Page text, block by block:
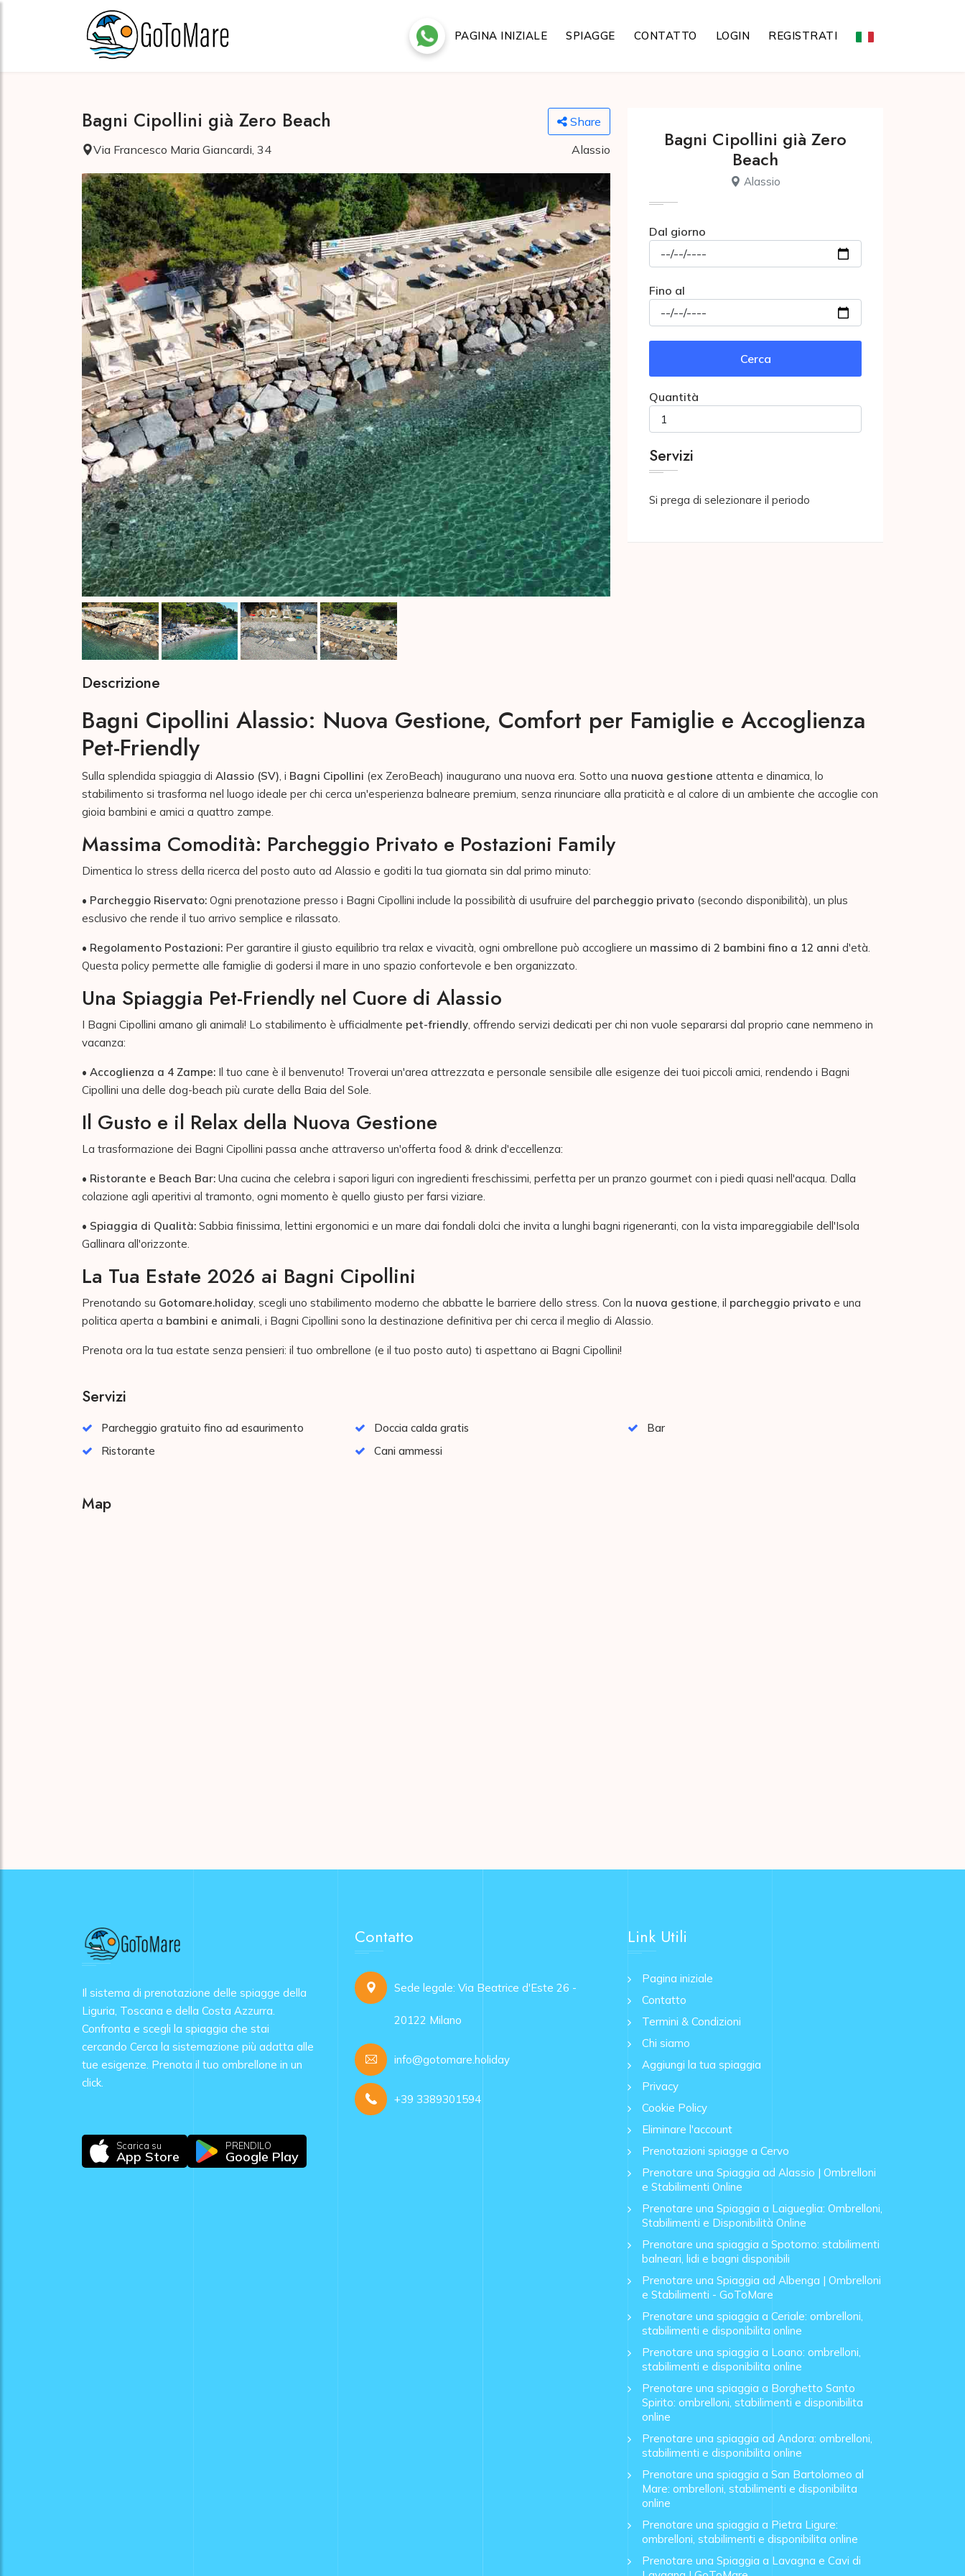
PAGINA INIZIALE SPIAGGE CONTATTO LOGIN REGISTRATI
Bagni Cipollini già Zero Beach
Share
Via Francesco Maria Giancardi, 34
Alassio
Bagni Cipollini già Zero
Beach
Alassio
Dal giorno
Fino al
Cerca
Quantità
Servizi
Si prega di selezionare il periodo
Descrizione
Bagni Cipollini Alassio: Nuova Gestione, Comfort per Famiglie e Accoglienza
Pet-Friendly
Sulla splendida spiaggia di Alassio (SV) , i Bagni Cipollini (ex ZeroBeach) inaugurano una nuova era. Sotto una nuova gestione attenta e dinamica, lo
stabilimento si trasforma nel luogo ideale per chi cerca un'esperienza balneare premium, senza rinunciare alla praticità e al calore di un ambiente che accoglie con
gioia bambini e amici a quattro zampe.
Massima Comodità: Parcheggio Privato e Postazioni Family
Dimentica lo stress della ricerca del posto auto ad Alassio e goditi la tua giornata sin dal primo minuto:
• Parcheggio Riservato: Ogni prenotazione presso i Bagni Cipollini include la possibilità di usufruire del parcheggio privato (secondo disponibilità), un plus
esclusivo che rende il tuo arrivo semplice e rilassato.
• Regolamento Postazioni: Per garantire il giusto equilibrio tra relax e vivacità, ogni ombrellone può accogliere un massimo di 2 bambini fino a 12 anni d'età.
Questa policy permette alle famiglie di godersi il mare in uno spazio confortevole e ben organizzato.
Una Spiaggia Pet-Friendly nel Cuore di Alassio
I Bagni Cipollini amano gli animali! Lo stabilimento è ufficialmente pet-friendly , offrendo servizi dedicati per chi non vuole separarsi dal proprio cane nemmeno in
vacanza:
• Accoglienza a 4 Zampe: Il tuo cane è il benvenuto! Troverai un'area attrezzata e personale sensibile alle esigenze dei tuoi piccoli amici, rendendo i Bagni
Cipollini una delle dog-beach più curate della Baia del Sole.
Il Gusto e il Relax della Nuova Gestione
La trasformazione dei Bagni Cipollini passa anche attraverso un'offerta food & drink d'eccellenza:
• Ristorante e Beach Bar: Una cucina che celebra i sapori liguri con ingredienti freschissimi, perfetta per un pranzo gourmet con i piedi quasi nell'acqua. Dalla
colazione agli aperitivi al tramonto, ogni momento è quello giusto per farsi viziare.
• Spiaggia di Qualità: Sabbia finissima, lettini ergonomici e un mare dai fondali dolci che invita a lunghi bagni rigeneranti, con la vista impareggiabile dell'Isola
Gallinara all'orizzonte.
La Tua Estate 2026 ai Bagni Cipollini
Prenotando su Gotomare.holiday , scegli uno stabilimento moderno che abbatte le barriere dello stress. Con la nuova gestione , il parcheggio privato e una
politica aperta a bambini e animali , i Bagni Cipollini sono la destinazione definitiva per chi cerca il meglio di Alassio.
Prenota ora la tua estate senza pensieri: il tuo ombrellone (e il tuo posto auto) ti aspettano ai Bagni Cipollini!
Servizi
Parcheggio gratuito fino ad esaurimento Doccia calda gratis
Bar
Ristorante
Cani ammessi
Map
Il sistema di prenotazione delle spiagge della
Liguria, Toscana e della Costa Azzurra.
Confronta e scegli la spiaggia che stai
cercando Cerca la sistemazione più adatta alle
tue esigenze. Prenota il tuo ombrellone in un
click.
Scarica su
App Store
PRENDILO
Google Play
Contatto
Sede legale: Via Beatrice d'Este 26 -
20122 Milano
info@gotomare.holiday
+39 3389301594
Link Utili
Pagina iniziale
Contatto
Termini & Condizioni
Chi siamo
Aggiungi la tua spiaggia
Privacy
Cookie Policy
Eliminare l'account
Prenotazioni spiagge a Cervo
Prenotare una Spiaggia ad Alassio | Ombrelloni
e Stabilimenti Online
Prenotare una Spiaggia a Laigueglia: Ombrelloni,
Stabilimenti e Disponibilità Online
Prenotare una spiaggia a Spotorno: stabilimenti
balneari, lidi e bagni disponibili
Prenotare una Spiaggia ad Albenga | Ombrelloni
e Stabilimenti - GoToMare
Prenotare una spiaggia a Ceriale: ombrelloni,
stabilimenti e disponibilita online
Prenotare una spiaggia a Loano: ombrelloni,
stabilimenti e disponibilita online
Prenotare una spiaggia a Borghetto Santo
Spirito: ombrelloni, stabilimenti e disponibilita
online
Prenotare una spiaggia ad Andora: ombrelloni,
stabilimenti e disponibilita online
Prenotare una spiaggia a San Bartolomeo al
Mare: ombrelloni, stabilimenti e disponibilita
online
Prenotare una spiaggia a Pietra Ligure:
ombrelloni, stabilimenti e disponibilita online
Prenotare una Spiaggia a Lavagna e Cavi di